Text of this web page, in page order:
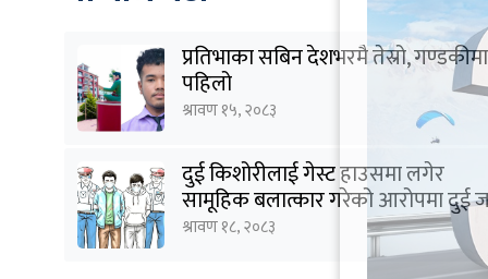
प्रतिभाका सबिन देशभरमै तेस्रो, गण्डकीमा
पहिलो
श्रावण १५, २०८३
दुई किशोरीलाई गेस्ट हाउसमा लगेर
सामूहिक बलात्कार गरेको आरोपमा दुई
पक्राउ
श्रावण १८, २०८३